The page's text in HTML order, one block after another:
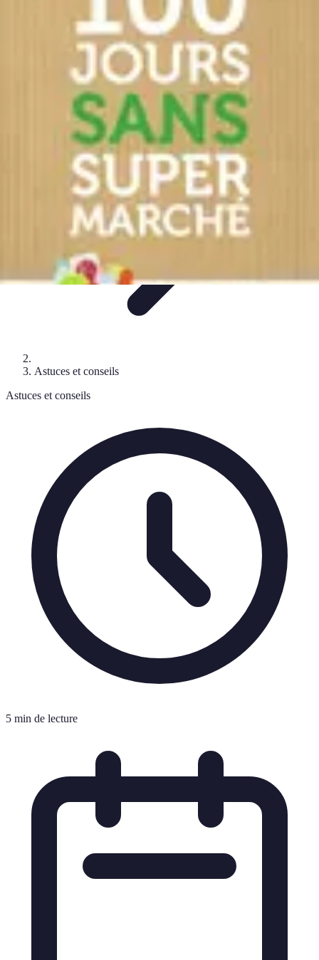
Astuces pratiquesConseils pratiques TendancesAstuces et
Comparatif
Supermarché Online
Astuces et conseils
Astuces et conseils
5 min de lecture